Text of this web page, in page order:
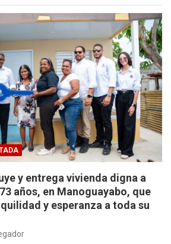
y entrega vivienda digna a
años, en Manoguayabo, que
y esperanza a toda su